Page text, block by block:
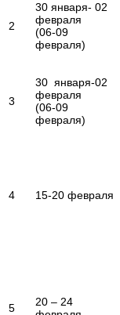
2
30 января- 02
февраля
(06-09
февраля)
3
30 января-02
февраля
(06-09
февраля)
4 15-20 февраля
5
20 – 24